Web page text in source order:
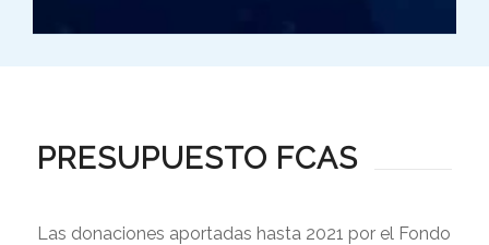
PRESUPUESTO FCAS
Las donaciones aportadas hasta 2021 por el Fondo